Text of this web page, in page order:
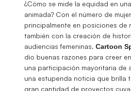
¿Cómo se mide la equidad en
animada? Con el número de
principalmente en posiciones de
también con la creación de
audiencias femeninas. Cartoon
dio buenas razones para creer
una participación mayoritaria de
una estupenda noticia que brilla
gran cantidad de proyectos